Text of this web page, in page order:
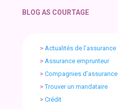
BLOG AS COURTAGE
> Actualités de l’assurance
> Assurance emprunteur
> Compagnies d’assurance
>Trouver un mandataire
> Crédit